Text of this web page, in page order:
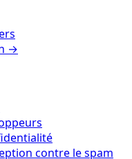
→
contre le spam